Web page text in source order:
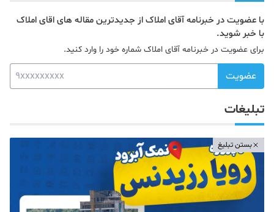
با عضویت در خبرنامه آقای املاک از جدیدترین مقاله های اقای املاک
با خبر شوید.
برای عضویت در خبرنامه آقای املاک شماره خود را وارد کنید.
عضویت
تبلیغات
بستن تبلیغ